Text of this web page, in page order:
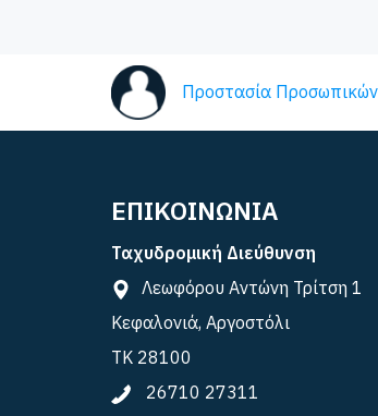
Προστασία
ΕΠΙΚΟΙΝΩΝΙΑ
Ταχυδρομική Διεύθυνση
Λεωφόρου Αντώνη Τρίτση 1
Κεφαλονιά, Αργοστόλι
ΤΚ 28100
26710 27311